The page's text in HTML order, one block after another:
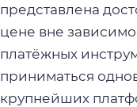
представлена
цене вне
платёжных
приниматься
крупнейших